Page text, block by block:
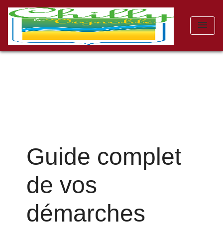
menu
Guide complet
de vos
démarches